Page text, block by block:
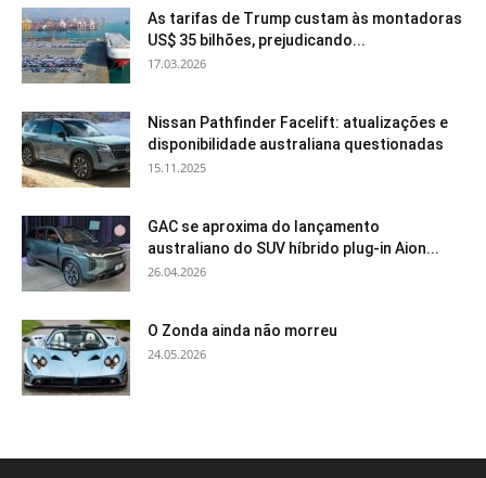
As tarifas de Trump custam às montadoras
US$ 35 bilhões, prejudicando...
17.03.2026
Nissan Pathfinder Facelift: atualizações e
disponibilidade australiana questionadas
15.11.2025
GAC se aproxima do lançamento
australiano do SUV híbrido plug-in Aion...
26.04.2026
O Zonda ainda não morreu
24.05.2026